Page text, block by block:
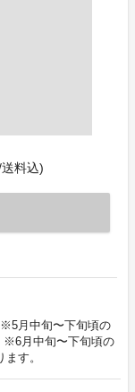
料込)
※5月中旬〜下旬頃の
※6月中旬〜下旬頃の
す。